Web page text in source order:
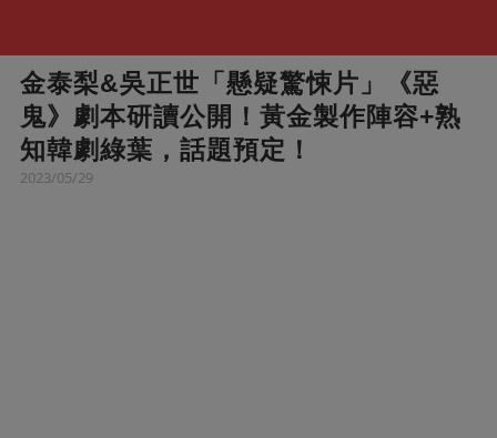
金泰梨&吳正世「懸疑驚悚片」《惡
鬼》劇本研讀公開！黃金製作陣容+熟
知韓劇綠葉，話題預定！
2023/05/29